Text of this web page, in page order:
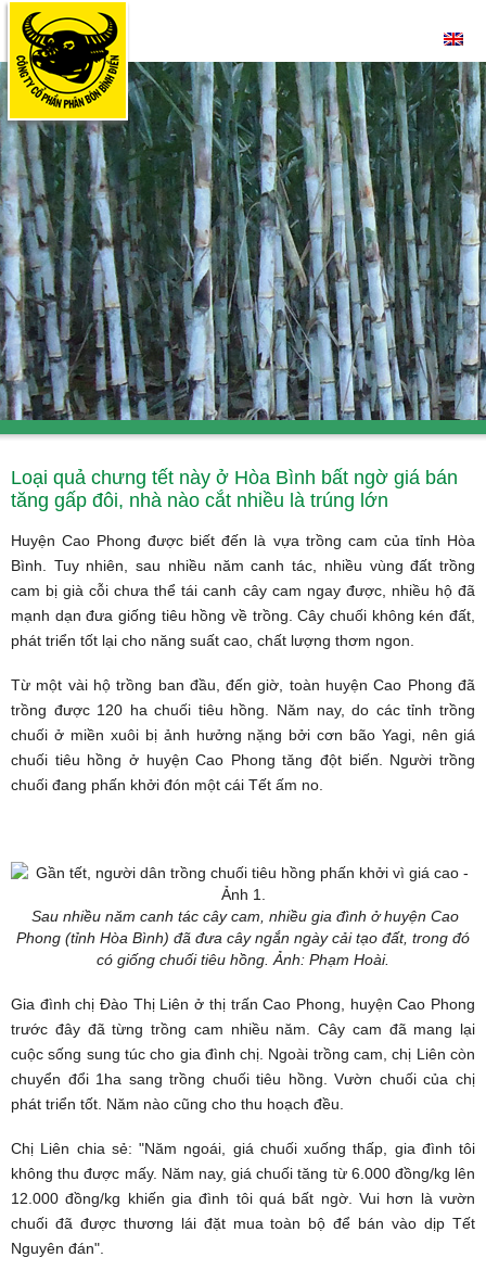
Loại quả chưng tết này ở Hòa Bình bất ngờ giá bán
tăng gấp đôi, nhà nào cắt nhiều là trúng lớn
Huyện Cao Phong được biết đến là vựa trồng cam của tỉnh Hòa
Bình. Tuy nhiên, sau nhiều năm canh tác, nhiều vùng đất trồng
cam bị già cỗi chưa thể tái canh cây cam ngay được, nhiều hộ đã
mạnh dạn đưa giống tiêu hồng về trồng. Cây chuối không kén đất,
phát triển tốt lại cho năng suất cao, chất lượng thơm ngon.
Từ một vài hộ trồng ban đầu, đến giờ, toàn huyện Cao Phong đã
trồng được 120 ha chuối tiêu hồng. Năm nay, do các tỉnh trồng
chuối ở miền xuôi bị ảnh hưởng nặng bởi cơn bão Yagi, nên giá
chuối tiêu hồng ở huyện Cao Phong tăng đột biến. Người trồng
chuối đang phấn khởi đón một cái Tết ấm no.
Sau nhiều năm canh tác cây cam, nhiều gia đình ở huyện Cao
Phong (tỉnh Hòa Bình) đã đưa cây ngắn ngày cải tạo đất, trong đó
có giống chuối tiêu hồng. Ảnh: Phạm Hoài.
Gia đình chị Đào Thị Liên ở thị trấn Cao Phong, huyện Cao Phong
trước đây đã từng trồng cam nhiều năm. Cây cam đã mang lại
cuộc sống sung túc cho gia đình chị. Ngoài trồng cam, chị Liên còn
chuyển đổi 1ha sang trồng chuối tiêu hồng. Vườn chuối của chị
phát triển tốt. Năm nào cũng cho thu hoạch đều.
Chị Liên chia sẻ: "Năm ngoái, giá chuối xuống thấp, gia đình tôi
không thu được mấy. Năm nay, giá chuối tăng từ 6.000 đồng/kg lên
12.000 đồng/kg khiến gia đình tôi quá bất ngờ. Vui hơn là vườn
chuối đã được thương lái đặt mua toàn bộ để bán vào dịp Tết
Nguyên đán".